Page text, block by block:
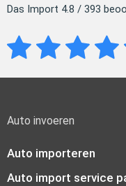
Das Import 4.8 / 393
Auto invoeren
Auto importeren
Auto import service